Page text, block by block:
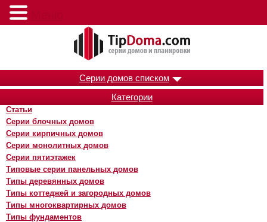
Серии домов списком
Категории
Статьи
Серии блочных домов
Серии кирпичных домов
Серии монолитных домов
Серии пятиэтажек
Типовые серии панельных домов
Типы деревянных домов
Типы коттеджей и загородных домов
Типы многоквартирных домов
Типы фундаментов